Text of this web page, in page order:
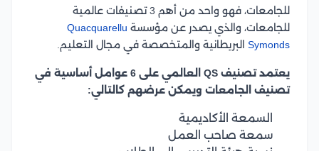
للجامعات، فهو واحد من أهم 3 تصنيفات عالمية
للجامعات، والذي يصدر عن مؤسسة Quacquarellu
Symonds البريطانية والمتخصصة في مجال التعليم.
يعتمد تصنيف QS العالمي على 6 عوامل أساسية في
تصنيف الجامعات ويمكن عرضهم كالتالي:
السمعة الأكاديمية
سمعة صاحب العمل